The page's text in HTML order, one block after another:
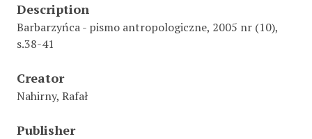
Description
Barbarzyńca - pismo antropologiczne, 2005 nr (10),
s.38-41
Creator
Nahirny, Rafał
Publisher